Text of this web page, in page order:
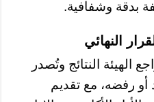
بدقة وشفافية.
النهائي
الهيئة النتائج وتُصدر
أو رفضه، مع تقديم